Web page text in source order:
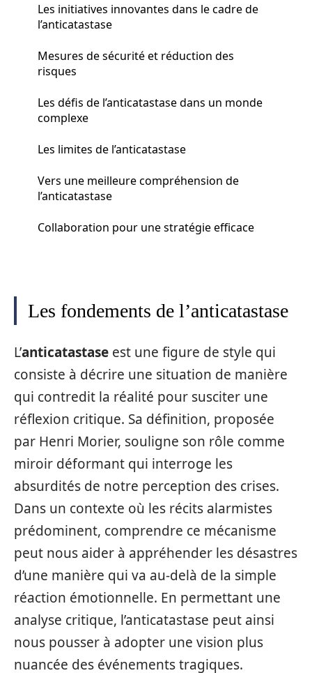
Les initiatives innovantes dans le cadre de
l’anticatastase
Mesures de sécurité et réduction des
risques
Les défis de l’anticatastase dans un monde
complexe
Les limites de l’anticatastase
Vers une meilleure compréhension de
l’anticatastase
Collaboration pour une stratégie efficace
Les fondements de l’anticatastase
L’anticatastase est une figure de style qui
consiste à décrire une situation de manière
qui contredit la réalité pour susciter une
réflexion critique. Sa définition, proposée
par Henri Morier, souligne son rôle comme
miroir déformant qui interroge les
absurdités de notre perception des crises.
Dans un contexte où les récits alarmistes
prédominent, comprendre ce mécanisme
peut nous aider à appréhender les désastres
d’une manière qui va au-delà de la simple
réaction émotionnelle. En permettant une
analyse critique, l’anticatastase peut ainsi
nous pousser à adopter une vision plus
nuancée des événements tragiques.